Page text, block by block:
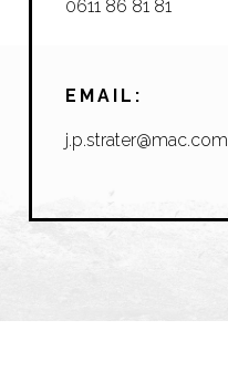
0611 86 81 81
EMAIL:
j.p.strater@mac.com